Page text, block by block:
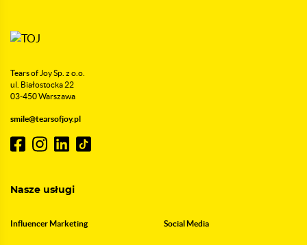
Tears of Joy Sp. z o.o.
ul. Białostocka 22
03-450 Warszawa
smile@tearsofjoy.pl
Nasze usługi
Influencer Marketing Social Media